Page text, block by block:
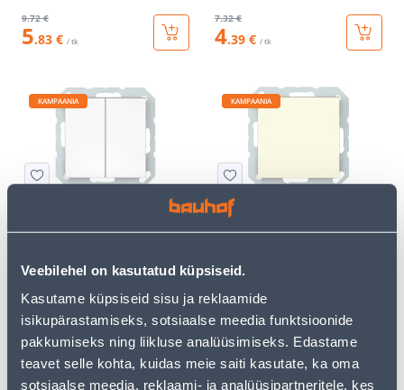
Veebilehel on kasutatud küpsiseid.
Kasutame küpsiseid sisu ja reklaamide
isikupärastamiseks, sotsiaalse meedia funktsioonide
pakkumiseks ning liikluse analüüsimiseks. Edastame
teavet selle kohta, kuidas meie saiti kasutate, ka oma
sotsiaalse meedia, reklaami- ja analüüsipartneritele, kes
9.72 €
5.83 € / tk
7.32 €
4.39 € / tk
KAMPAANIA
VALGUSEGA QR VALGE
5.51 € / tk
KAMPAANIA
LÜLITI 1-NE VILMA QR
BEEZ RAAMITA
2.71 € / tk
KAMPAANIA KAMPAANIA